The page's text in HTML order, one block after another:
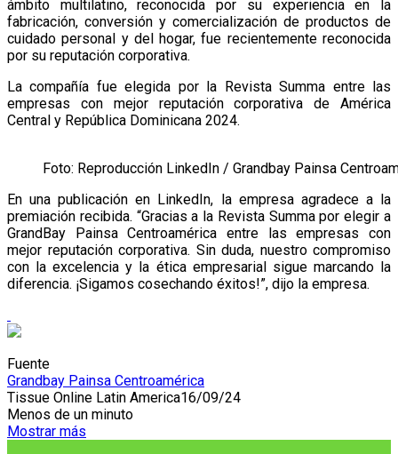
ámbito multilatino, reconocida por su experiencia en la
fabricación, conversión y comercialización de productos de
cuidado personal y del hogar, fue recientemente reconocida
por su reputación corporativa.
La compañía fue elegida por la Revista Summa entre las
empresas con mejor reputación corporativa de América
Central y República Dominicana 2024.
Foto: Reproducción LinkedIn / Grandbay Painsa
En una publicación en LinkedIn, la empresa agradece a la
premiación recibida. “Gracias a la Revista Summa por elegir a
GrandBay Painsa Centroamérica entre las empresas con
mejor reputación corporativa. Sin duda, nuestro compromiso
con la excelencia y la ética empresarial sigue marcando la
diferencia. ¡Sigamos cosechando éxitos!”, dijo la empresa.
Fuente
Grandbay Painsa Centroamérica
Tissue Online Latin America16/09/24
Menos de un minuto
Mostrar más